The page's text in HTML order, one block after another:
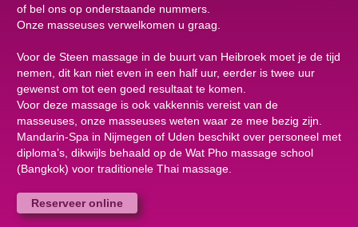
of bel ons op onderstaande nummers.
Onze masseuses verwelkomen u graag.
Voor de Steen massage in de buurt van Heibroek moet je de tijd
nemen, dit kan niet even in een half uur, eerder is twee uur
gewenst om tot een goed resultaat te komen.
Voor deze massage is ook vakkennis vereist van de
masseuses, onze masseuses weten waar ze mee bezig zijn.
Mandarin-Spa in Nijmegen of Uden beschikt over personeel met
diploma’s, dikwijls behaald op de Wat Pho massage school
(Bangkok) voor traditionele Thai massage.
Reserveer online